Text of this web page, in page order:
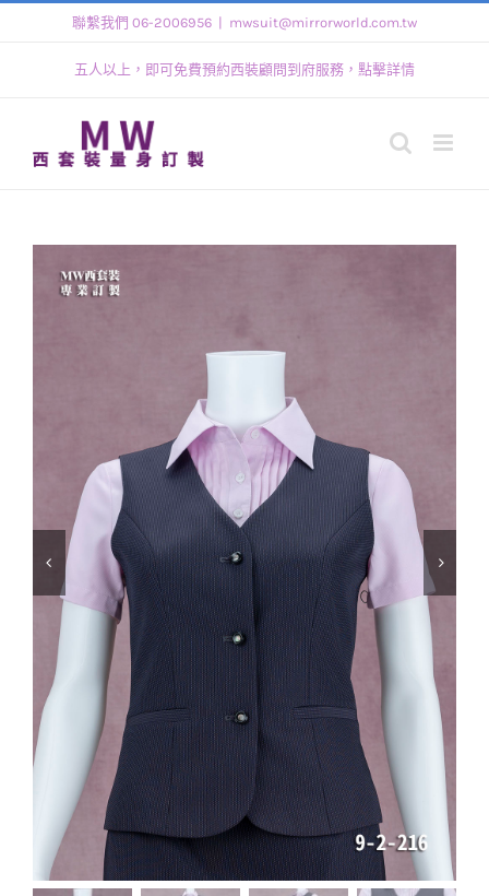
聯繫我們 06-2006956 mwsuit@mirrorworld.com.tw
五人以上，即可免費預約西裝顧問到府服務，點擊詳情